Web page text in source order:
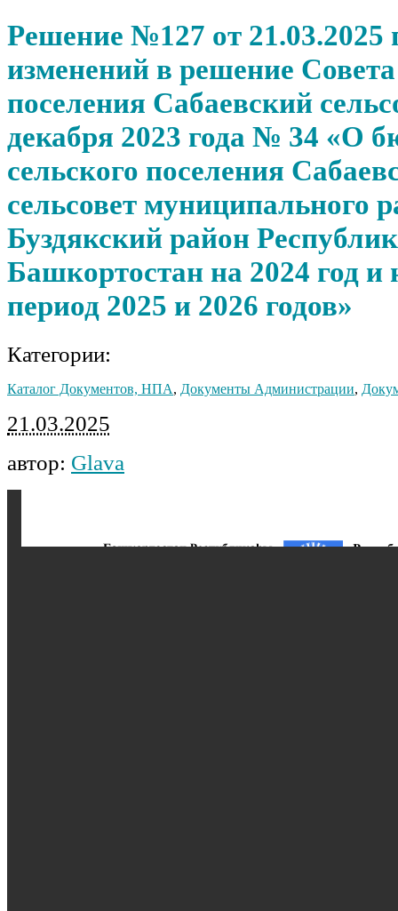
Решение №127 от 21.03.2025
изменений в решение Совета
поселения Сабаевский
декабря 2023 года № 34 «О
сельского поселения
сельсовет муниципального
Буздякский район
Башкортостан на 2024 год
период 2025 и 2026 годов»
Категории:
Каталог Документов, НПА, Документы Администрации,
21.03.2025
автор: Glava